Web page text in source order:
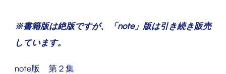
※書籍版は絶版ですが、「note」版は引き続き販売
しています。
note版 第２集